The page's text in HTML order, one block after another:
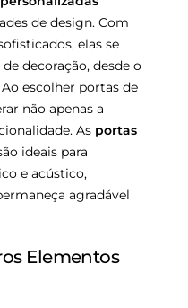
de design. Com
elas se
decoração, desde o
escolher portas de
não apenas a
As portas
ideais para
e acústico,
agradável
Elementos